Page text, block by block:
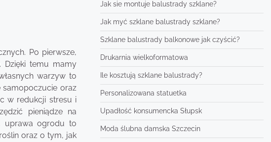
Po pierwsze,
Dzięki temu mamy
warzyw to
samopoczucie oraz
w redukcji stresu i
pieniądze na
uprawa ogrodu to
oraz o tym, jak
Jak sie montuje balustrady szklane?
Jak myć szklane balustrady szklane?
Szklane balustrady balkonowe jak czyścić?
Drukarnia wielkoformatowa
Ile kosztują szklane balustrady?
Personalizowana statuetka
Upadłość konsumencka Słupsk
Moda ślubna damska Szczecin